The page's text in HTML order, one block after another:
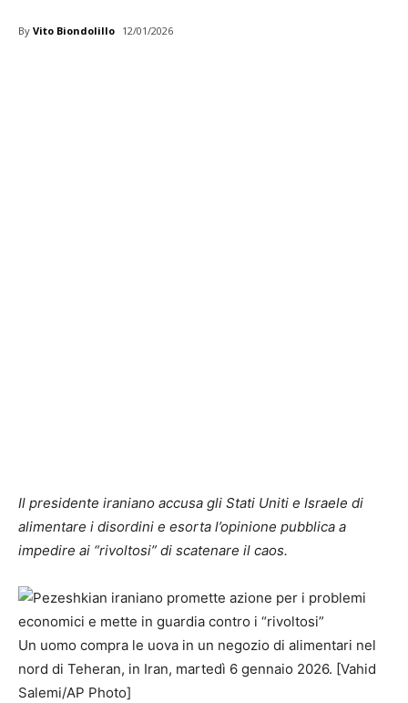
By Vito Biondolillo 12/01/2026
Il presidente iraniano accusa gli Stati Uniti e Israele di
alimentare i disordini e esorta l’opinione pubblica a
impedire ai “rivoltosi” di scatenare il caos.
Un uomo compra le uova in un negozio di alimentari nel
nord di Teheran, in Iran, martedì 6 gennaio 2026. [Vahid
Salemi/AP Photo]